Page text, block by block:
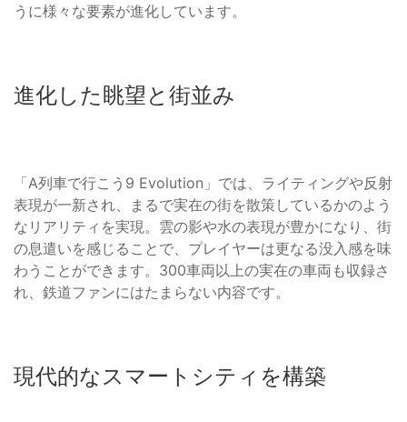
うに様々な要素が進化しています。
進化した眺望と街並み
「A列車で行こう9 Evolution」では、ライティングや反射
表現が一新され、まるで実在の街を散策しているかのよう
なリアリティを実現。雲の影や水の表現が豊かになり、街
の息遣いを感じることで、プレイヤーは更なる没入感を味
わうことができます。300車両以上の実在の車両も収録さ
れ、鉄道ファンにはたまらない内容です。
現代的なスマートシティを構築